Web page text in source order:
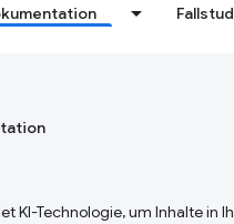
KI-Technologie, um Inhalte in